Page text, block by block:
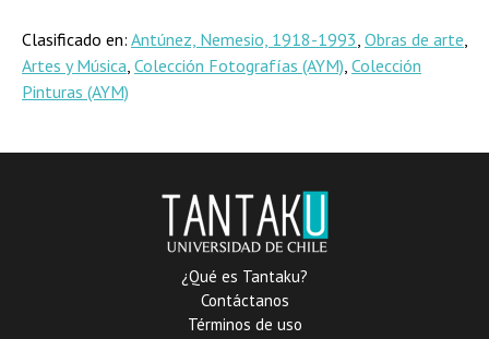
Clasificado en: Antúnez, Nemesio, 1918-1993, Obras de arte,
Artes y Música, Colección Fotografías (AYM), Colección
Pinturas (AYM)
¿Qué es Tantaku?
Contáctanos
Términos de uso